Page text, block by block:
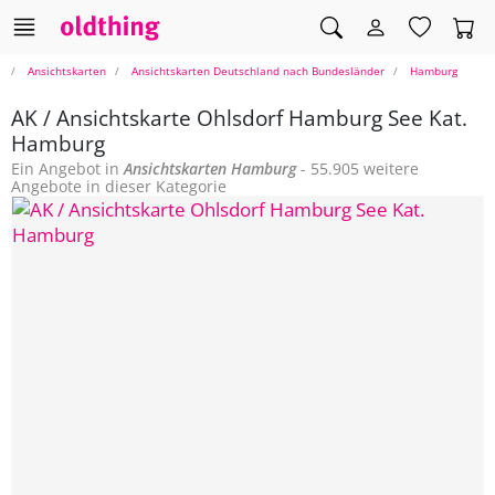
Ansichtskarten Ansichtskarten Deutschland nach Bundesländer Hamburg
AK / Ansichtskarte Ohlsdorf Hamburg See Kat.
Hamburg
Ein Angebot inAnsichtskarten Hamburg- 55.905 weitere
Angebote in dieser Kategorie